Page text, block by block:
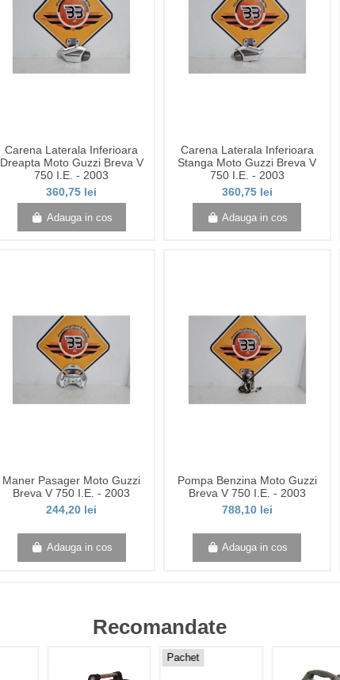
Carena Laterala Inferioara
Dreapta Moto Guzzi Breva V
750 I.E. - 2003
360,75 lei
Adauga in cos
Carena Laterala Inferioara
Stanga Moto Guzzi Breva V
750 I.E. - 2003
360,75 lei
Adauga in cos
Maner Pasager Moto Guzzi
Breva V 750 I.E. - 2003
244,20 lei
Adauga in cos
Pompa Benzina Moto Guzzi
Breva V 750 I.E. - 2003
788,10 lei
Adauga in cos
Recomandate
Pachet